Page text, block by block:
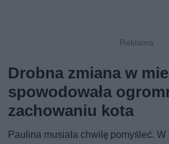
Drobna zmiana w
spowodowała
zachowaniu kota
Paulina musiała chwilę pomyśleć.